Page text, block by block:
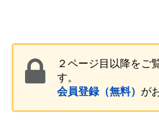
２ページ目以降をご
す。
会員登録（無料） が